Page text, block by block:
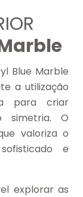
Blue Marble
a utilização
para criar
simetria. O
valoriza o
e
explorar as